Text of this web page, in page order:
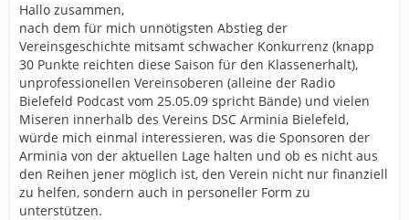
Hallo zusammen,
nach dem für mich unnötigsten Abstieg der
Vereinsgeschichte mitsamt schwacher Konkurrenz (knapp
30 Punkte reichten diese Saison für den Klassenerhalt),
unprofessionellen Vereinsoberen (alleine der Radio
Bielefeld Podcast vom 25.05.09 spricht Bände) und vielen
Miseren innerhalb des Vereins DSC Arminia Bielefeld,
würde mich einmal interessieren, was die Sponsoren der
Arminia von der aktuellen Lage halten und ob es nicht aus
den Reihen jener möglich ist, den Verein nicht nur finanziell
zu helfen, sondern auch in personeller Form zu
unterstützen.